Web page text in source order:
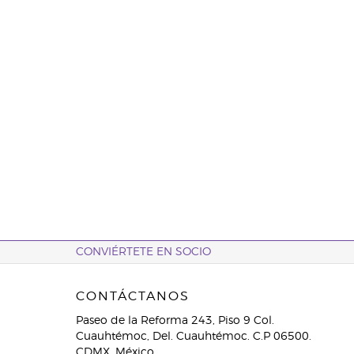
CONVIÉRTETE EN SOCIO
CONTÁCTANOS
Paseo de la Reforma 243, Piso 9 Col.
Cuauhtémoc, Del. Cuauhtémoc. C.P 06500.